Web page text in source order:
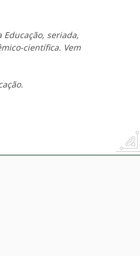
Educação, seriada,
científica. Vem